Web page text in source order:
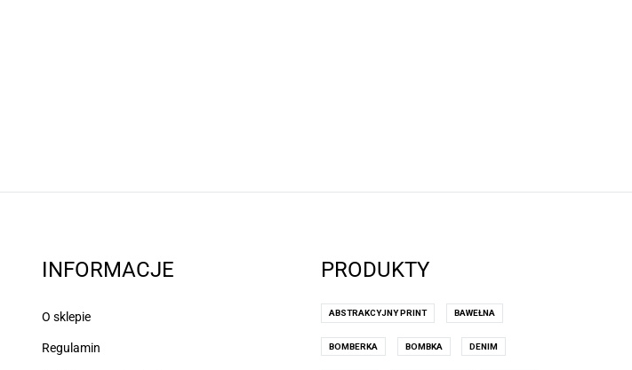
INFORMACJE
O sklepie
Regulamin
PRODUKTY
ABSTRAKCYJNY PRINT BAWEŁNA
BOMBERKA BOMBKA DENIM